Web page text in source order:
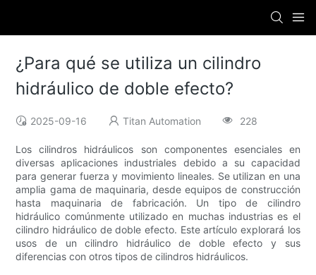
¿Para qué se utiliza un cilindro
hidráulico de doble efecto?
2025-09-16 Titan Automation 228
Los cilindros hidráulicos son componentes esenciales en
diversas aplicaciones industriales debido a su capacidad
para generar fuerza y ​​movimiento lineales. Se utilizan en una
amplia gama de maquinaria, desde equipos de construcción
hasta maquinaria de fabricación. Un tipo de cilindro
hidráulico comúnmente utilizado en muchas industrias es el
cilindro hidráulico de doble efecto. Este artículo explorará los
usos de un cilindro hidráulico de doble efecto y sus
diferencias con otros tipos de cilindros hidráulicos.